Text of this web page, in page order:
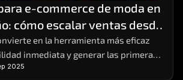
e-commerce de moda en
cómo escalar ventas desde
en la herramienta más eficaz
inmediata y generar las primeras
2025